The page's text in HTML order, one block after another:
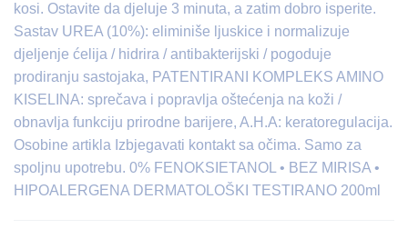
kosi. Ostavite da djeluje 3 minuta, a zatim dobro isperite.
Sastav UREA (10%): eliminiše ljuskice i normalizuje
djeljenje ćelija / hidrira / antibakterijski / pogoduje
prodiranju sastojaka, PATENTIRANI KOMPLEKS AMINO
KISELINA: sprečava i popravlja oštećenja na koži /
obnavlja funkciju prirodne barijere, A.H.A: keratoregulacija.
Osobine artikla Izbjegavati kontakt sa očima. Samo za
spoljnu upotrebu. 0% FENOKSIETANOL • BEZ MIRISA •
HIPOALERGENA DERMATOLOŠKI TESTIRANO 200ml